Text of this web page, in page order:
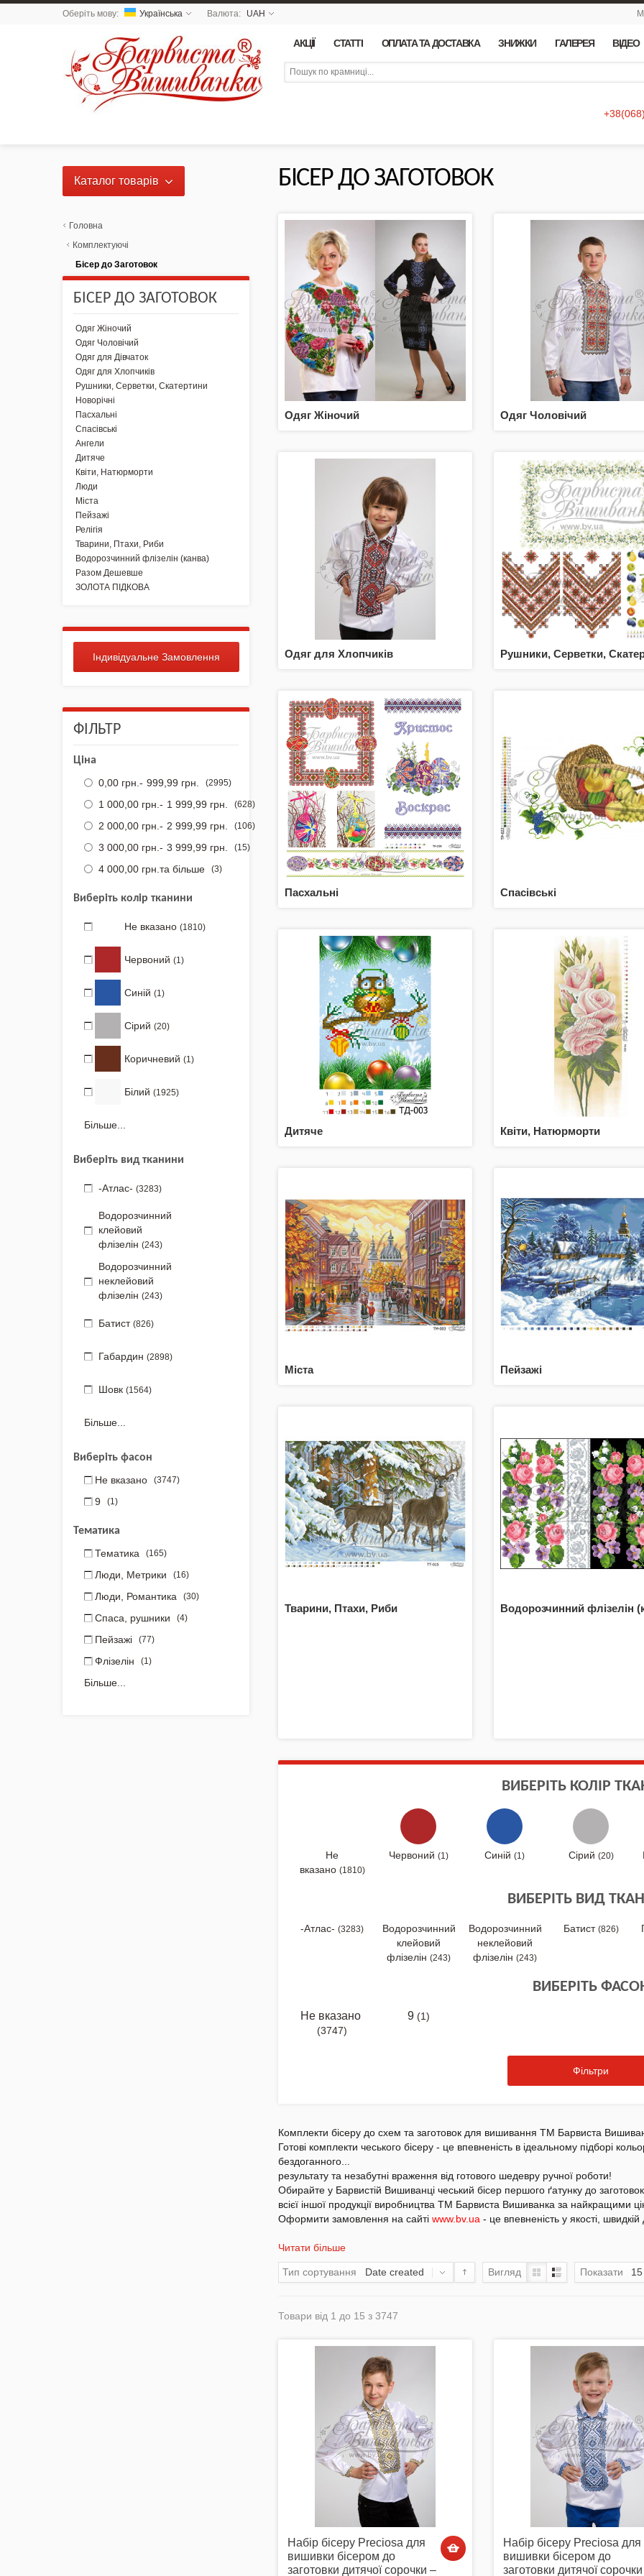
Оберіть мову: Українська Валюта: UAH
АКЦІЇ СТАТТІ ОПЛАТА ТА ДОСТАВКА ЗНИЖКИ ГАЛЕРЕЯ ВІДЕО
БІСЕР ДО ЗАГОТОВОК
Комплекти бісеру до схем та заготовок для вишивання ТМ Барвиста
Готові комплекти чеського бісеру - це впевненість в ідеальному підборі
бездоганного
результату та незабутні враження від готового шедевру ручної роботи!
Обирайте у Барвистій Вишиванці чеський бісер першого ґатунку до
всієї іншої продукції виробництва ТМ Барвиста Вишиванка за найкращими
Оформити замовлення на сайті www.bv.ua - це впевненість у якості, швидкій
Читати більше
ВИБЕРІТЬ КОЛІР
Не
вказано (1810)
Червоний (1) Синій (1) Сірий (20)
ВИБЕРІТЬ ВИД
-Атлас- (3283)
Водорозчинний
клейовий
флізелін (243)
Водорозчинний
неклейовий
флізелін (243)
Батист (826)
ВИБЕРІТЬ
Не вказано
(3747)
9 (1)
Фільтри
Одяг Жіночий Одяг Чоловічий
Одяг для Хлопчиків Рушники, Серветки,
Пасхальні Спасівські
Дитяче Квіти, Натюрморти
Міста Пейзажі
Тварини, Птахи, Риби Водорозчинний флізелін
Тип сортування Date created Вигляд Показати 15
Товари від 1 до 15 з 3747
Набір бісеру Preciosa для
вишивки бісером до
заготовки дитячої сорочки –
Набір бісеру Preciosa для
вишивки бісером до
заготовки дитячої
Каталог товарів
«Українські Натюрморти» /
NEW DROP 26 - МОТАНКА
NEW - Колекція «Шедеври
для вишивки
NEW 2026 - "Українська
айдентика - проєкт про
вишиванки"
Нова колекція - НАША:
ЗЕМЛЯ, НЕБО, КРАЇНА /
Вишиванки
Акція
Заготовки для вишивки
Бісером/Нитками
Готовий одяг / Вишиванки
Набори для Вишивки
Аксесуари Одягу
Великодні рушники з
принтом
Маски захисні
Вишиті картини, рушники
Подарункові сертифікати
Головна
Комплектуючі
Бісер до Заготовок
БІСЕР ДО ЗАГОТОВОК
Одяг Жіночий
Одяг Чоловічий
Одяг для Дівчаток
Одяг для Хлопчиків
Рушники, Серветки, Скатертини
Новорічні
Пасхальні
Спасівські
Ангели
Дитяче
Квіти, Натюрморти
Люди
Міста
Пейзажі
Релігія
Тварини, Птахи, Риби
Водорозчинний флізелін (канва)
Разом Дешевше
ЗОЛОТА ПІДКОВА
Індивідуальне Замовлення
ФІЛЬТР
Ціна
0,00 грн. - 999,99 грн. (2995)
1 000,00 грн. - 1 999,99 грн. (628)
2 000,00 грн. - 2 999,99 грн. (106)
3 000,00 грн. - 3 999,99 грн. (15)
4 000,00 грн. та більше (3)
Виберіть колір тканини
Не вказано (1810)
Червоний (1)
Синій (1)
Сірий (20)
Коричневий (1)
Білий (1925)
Більше...
Виберіть вид тканини
-Атлас- (3283)
Водорозчинний
клейовий
флізелін (243)
Водорозчинний
неклейовий
флізелін (243)
Батист (826)
Габардин (2898)
Шовк (1564)
Більше...
Виберіть фасон
Не вказано
(3747)
9 (1)
Тематика
Тематика
(165)
Люди, Метрики (16)
Люди, Романтика (30)
Спаса, рушники (4)
Пейзажі (77)
Флізелін (1)
Більше...